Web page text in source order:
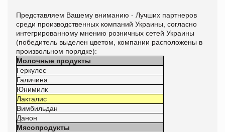
Представляем Вашему вниманию - Лучших партнеров
среди производственных компаний Украины, согласно
интегрированному мнению розничных сетей Украины
(победитель выделен цветом, компании расположены в
произвольном порядке):
Молочные продукты
Геркулес
Галичина
Юнимилк
Лакталис
Вимбильдан
Данон
Мясопродукты